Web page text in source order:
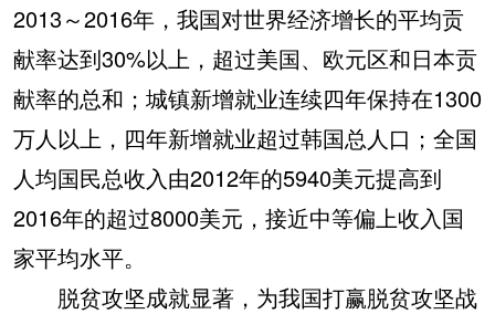
2013～2016年，我国对世界经济增长的平均贡
献率达到30%以上，超过美国、欧元区和日本贡
献率的总和；城镇新增就业连续四年保持在1300
万人以上，四年新增就业超过韩国总人口；全国
人均国民总收入由2012年的5940美元提高到
2016年的超过8000美元，接近中等偏上收入国
家平均水平。
脱贫攻坚成就显著，为我国打赢脱贫攻坚战